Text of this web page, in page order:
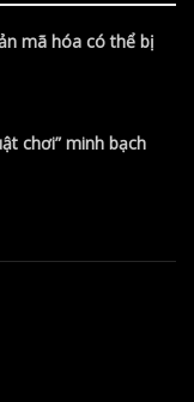
mã hóa có thể bị
chơi” minh bạch